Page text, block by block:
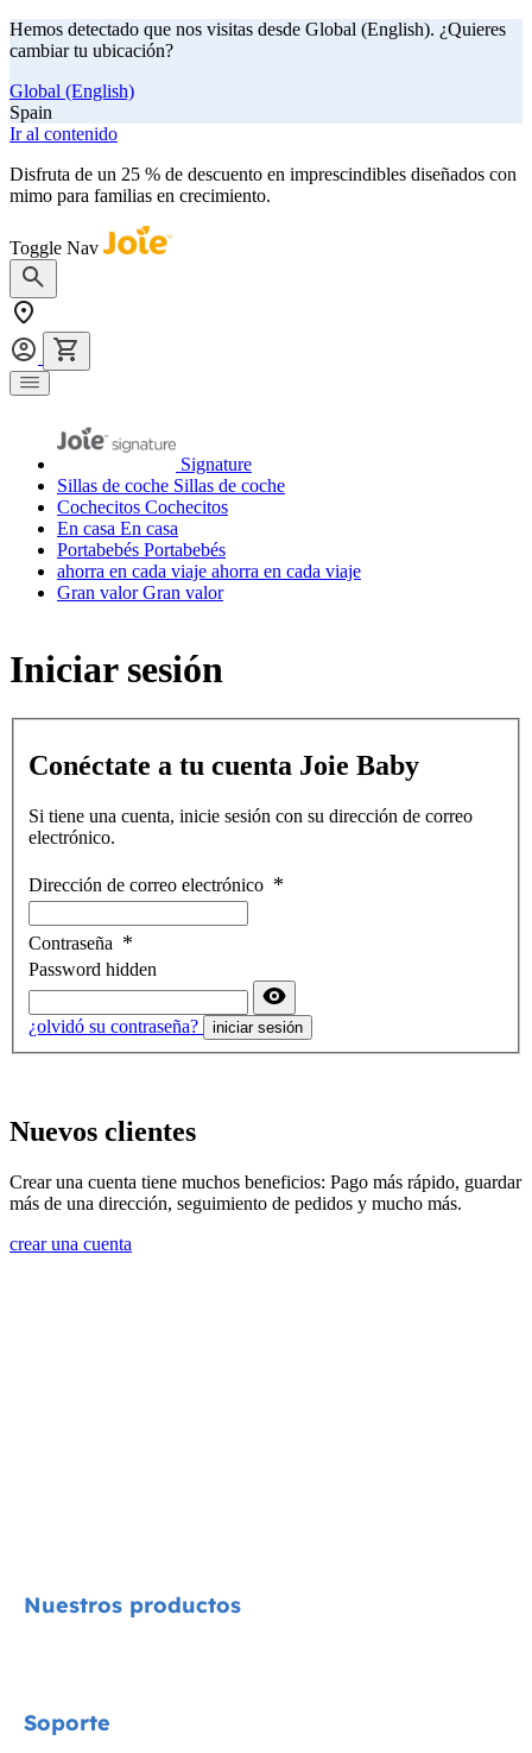
Hemos detectado que nos visitas desde Global (English). ¿Quieres
cambiar tu ubicación?
Global (English)
Spain
Ir al contenido
Disfruta de un 25 % de descuento en imprescindibles diseñados con
mimo para familias en crecimiento.
Toggle Nav
Signature
Sillas de coche Sillas de coche
Cochecitos Cochecitos
En casa En casa
Portabebés Portabebés
ahorra en cada viaje ahorra en cada viaje
Gran valor Gran valor
Iniciar sesión
Conéctate a tu cuenta Joie Baby
Si tiene una cuenta, inicie sesión con su dirección de correo
electrónico.
Dirección de correo electrónico
Contraseña
Password hidden
¿olvidó su contraseña? iniciar sesión
Nuevos clientes
Crear una cuenta tiene muchos beneficios: Pago más rápido, guardar
más de una dirección, seguimiento de pedidos y mucho más.
crear una cuenta
Nuestros productos
Soporte